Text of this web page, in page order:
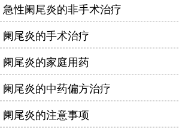
急性阑尾炎的非手术治疗
阑尾炎的手术治疗
阑尾炎的家庭用药
阑尾炎的中药偏方治疗
阑尾炎的注意事项